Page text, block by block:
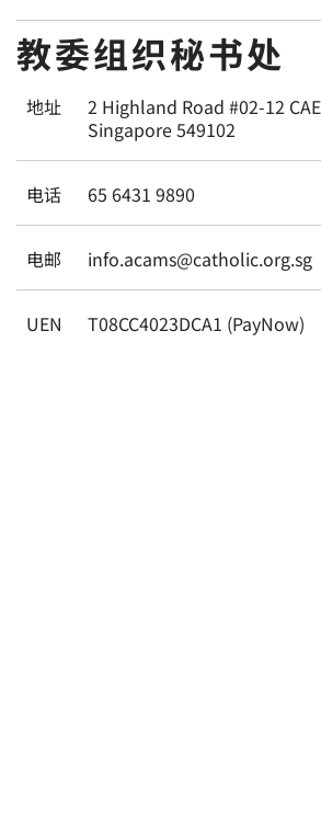
教委组织秘书处
地址
2 Highland Road #02-12
Singapore 549102
电话 65 6431 9890
电邮 info.acams@catholic.org.sg
UEN T08CC4023DCA1 (PayNow)